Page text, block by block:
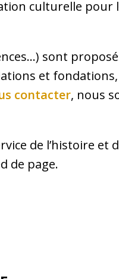
culturelle pour
sont
et
contacter, nous
de l’histoire et
de page.